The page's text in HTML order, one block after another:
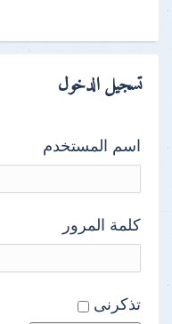
تسجيل الدخول
اسم المستخدم
كلمة المرور
تذكرنى